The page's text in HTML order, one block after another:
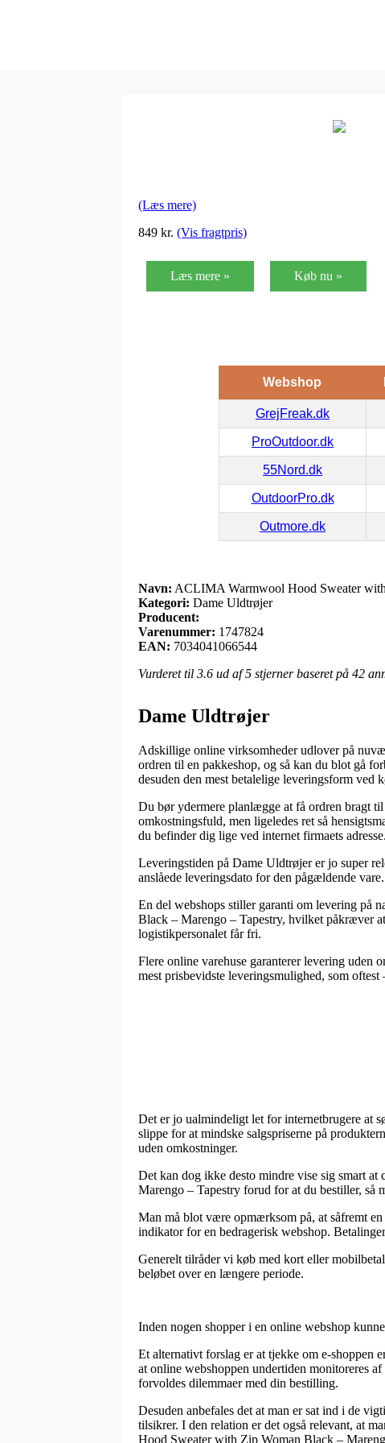
(Læs mere)
849 kr. (Vis fragtpris)
Læs mere » Køb nu »
Webshop
GrejFreak.dk
ProOutdoor.dk
55Nord.dk
OutdoorPro.dk
Outmore.dk
Navn: ACLIMA Warmwool Hood Sweater
Kategori: Dame Uldtrøjer
Producent:
Varenummer: 1747824
EAN: 7034041066544
Vurderet til 3.6 ud af 5 stjerner baseret på 42
Dame Uldtrøjer
Adskillige online virksomheder udlover på
ordren til en pakkeshop, og så kan du blot gå
desuden den mest betalelige leveringsform
Du bør ydermere planlægge at få ordren bragt
omkostningsfuld, men ligeledes ret så
du befinder dig lige ved internet firmaets adresse.
Leveringstiden på Dame Uldtrøjer er jo super
anslåede leveringsdato for den pågældende vare.
En del webshops stiller garanti om levering på
Black – Marengo – Tapestry, hvilket påkræver
logistikpersonalet får fri.
Flere online varehuse garanterer levering uden
mest prisbevidste leveringsmulighed, som
Det er jo ualmindeligt let for internetbrugere at
slippe for at mindske salgspriserne på
uden omkostninger.
Det kan dog ikke desto mindre vise sig smart
Marengo – Tapestry forud for at du bestiller, så
Man må blot være opmærksom på, at såfremt
indikator for en bedragerisk webshop.
Generelt tilråder vi køb med kort eller
beløbet over en længere periode.
Inden nogen shopper i en online webshop
Et alternativt forslag er at tjekke om e-shoppen
at online webshoppen undertiden monitoreres
forvoldes dilemmaer med din bestilling.
Desuden anbefales det at man er sat ind i de
tilsikrer. I den relation er det også relevant, at
Hood Sweater with Zip Woman Black –